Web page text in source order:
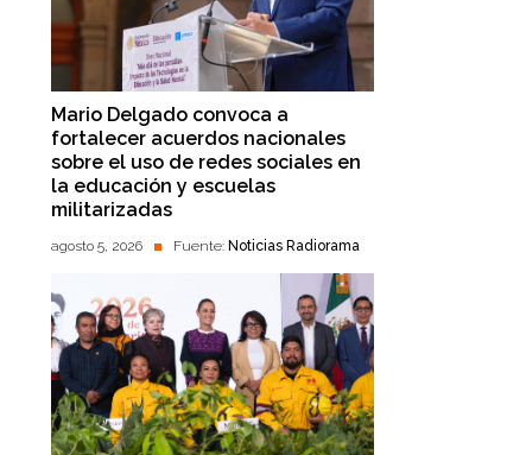
Mario Delgado convoca a
fortalecer acuerdos nacionales
sobre el uso de redes sociales en
la educación y escuelas
militarizadas
agosto 5, 2026 Fuente: Noticias Radiorama